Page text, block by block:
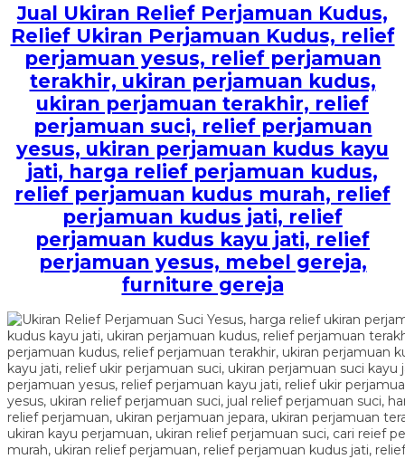
Jual Ukiran Relief Perjamuan Kudus,
Relief Ukiran Perjamuan Kudus, relief
perjamuan yesus, relief perjamuan
terakhir, ukiran perjamuan kudus,
ukiran perjamuan terakhir, relief
perjamuan suci, relief perjamuan
yesus, ukiran perjamuan kudus kayu
jati, harga relief perjamuan kudus,
relief perjamuan kudus murah, relief
perjamuan kudus jati, relief
perjamuan kudus kayu jati, relief
perjamuan yesus, mebel gereja,
furniture gereja